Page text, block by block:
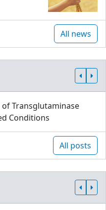
All news
Transglutaminase
Conditions
All posts